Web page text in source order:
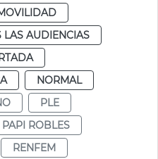
LAS AUDIENCIAS
NORMAL
PLE
PAPI ROBLES
RENFEM